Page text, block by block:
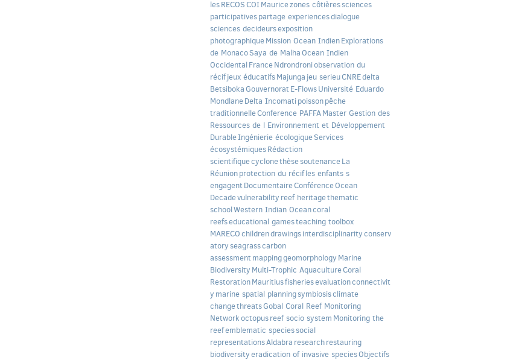
lesRECOSCOIMauricezones côtièressciences
participativespartage experiencesdialogue
sciences decideursexposition
photographiqueMission Ocean IndienExplorations
de MonacoSaya de MalhaOcean Indien
OccidentalFranceNdrondroniobservation du
récifjeux éducatifsMajunga jeu serieuCNREdelta
BetsibokaGouvernoratE-FlowsUniversité Eduardo
MondlaneDelta Incomatipoissonpêche
traditionnelleConference PAFFAMaster Gestion des
Ressources de l Environnement et Développement
DurableIngénierie écologiqueServices
écosystémiquesRédaction
scientifiquecyclonethèsesoutenanceLa
Réunionprotection du récifles enfants s
engagentDocumentaireConférenceOcean
Decadevulnerability reef heritagethematic
schoolWestern Indian Oceancoral
reefseducational gamesteaching toolbox
MARECOchildrendrawingsinterdisciplinarityconserv
atory seagrasscarbon
assessmentmappinggeomorphology Marine
Biodiversity Multi-Trophic AquacultureCoral
RestorationMauritiusfisheriesevaluationconnectivit
y marine spatial planningsymbiosisclimate
changethreatsGobal Coral Reef Monitoring
Networkoctopusreef socio system Monitoring the
reefemblematic speciessocial
representationsAldabra researchrestauring
biodiversityeradication of invasive speciesObjectifs